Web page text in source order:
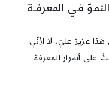
النمـوّ فـي المعرفــة
عزيز عليّ، لا لأنّي
على أسرار المعرفة